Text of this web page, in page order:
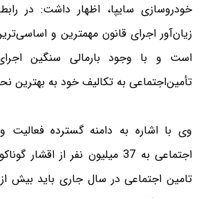
خودروسازی سایپا، اظهار داشت: در
زیان‌آور اجرای قانون مهمترین و
است و با وجود بارمالی سنگین
تأمین‌اجتماعی به تکالیف خود به بهترین
وی با اشاره به دامنه گسترده
اجتماعی به 37 میلیون نفر از